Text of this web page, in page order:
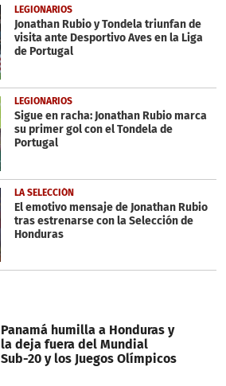
LEGIONARIOS
Jonathan Rubio y Tondela triunfan de
visita ante Desportivo Aves en la Liga
de Portugal
LEGIONARIOS
Sigue en racha: Jonathan Rubio marca
su primer gol con el Tondela de
Portugal
LA SELECCIÓN
El emotivo mensaje de Jonathan Rubio
tras estrenarse con la Selección de
Honduras
Panamá humilla a Honduras y
la deja fuera del Mundial
Sub-20 y los Juegos Olímpicos